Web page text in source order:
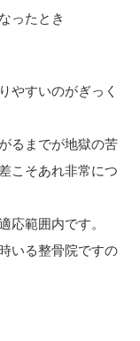
ったとき
やすいのがぎっく
るまでが地獄の苦
こそあれ非常につ
応範囲内です。
いる整骨院ですの